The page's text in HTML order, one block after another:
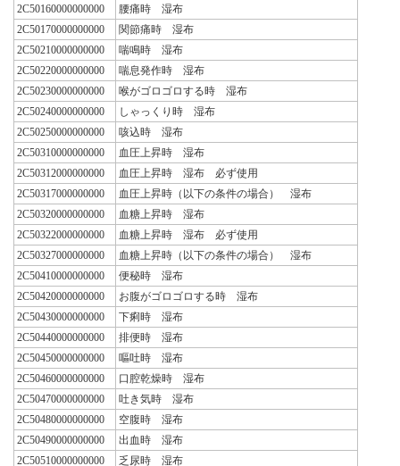
2C50160000000000
腰痛時 湿布
2C50170000000000
関節痛時 湿布
2C50210000000000
喘鳴時 湿布
2C50220000000000
喘息発作時 湿布
2C50230000000000
喉がゴロゴロする時 湿布
2C50240000000000
しゃっくり時 湿布
2C50250000000000
咳込時 湿布
2C50310000000000
血圧上昇時 湿布
2C50312000000000
血圧上昇時 湿布 必ず使用
2C50317000000000
血圧上昇時（以下の条件の場合） 湿布
2C50320000000000
血糖上昇時 湿布
2C50322000000000
血糖上昇時 湿布 必ず使用
2C50327000000000
血糖上昇時（以下の条件の場合） 湿布
2C50410000000000
便秘時 湿布
2C50420000000000
お腹がゴロゴロする時 湿布
2C50430000000000
下痢時 湿布
2C50440000000000
排便時 湿布
2C50450000000000
嘔吐時 湿布
2C50460000000000
口腔乾燥時 湿布
2C50470000000000
吐き気時 湿布
2C50480000000000
空腹時 湿布
2C50490000000000
出血時 湿布
2C50510000000000
乏尿時 湿布